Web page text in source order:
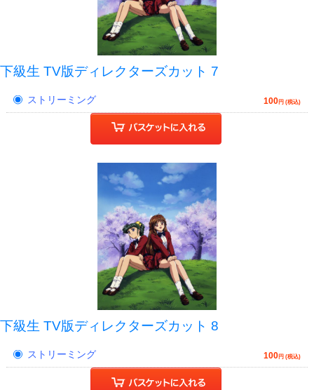
下級生 TV版ディレクターズカット 7
ストリーミング 100円 (税込)
下級生 TV版ディレクターズカット 8
ストリーミング 100円 (税込)